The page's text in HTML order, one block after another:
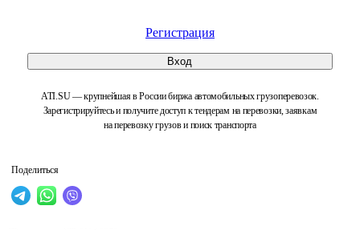
Регистрация
Вход
ATI.SU — крупнейшая в России биржа автомобильных грузоперевозок.
Зарегистрируйтесь и получите доступ к тендерам на перевозки, заявкам
на перевозку грузов и поиск транспорта
Поделиться